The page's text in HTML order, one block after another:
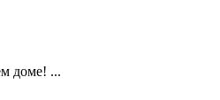
доме! ...